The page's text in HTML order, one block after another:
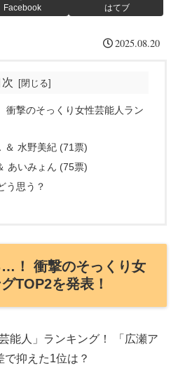
Facebook はてブ
2025.08.20
次
衝撃のそっくり女性芸能人ラン
＆ 水野美紀 (71票)
あいみょん (75票)
う思う？
…！ 衝撃のそっくり女
TOP2を発表！